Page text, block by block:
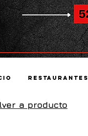
Restaurantes
a producto